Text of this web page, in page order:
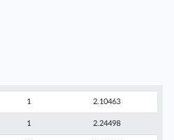
1 2.10463
1 2.24498